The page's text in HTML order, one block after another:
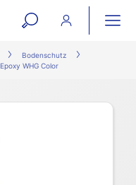
open
search
Bodenschutz
Epoxy WHG Color